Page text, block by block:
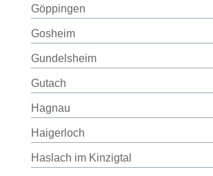
Göppingen
Gosheim
Gundelsheim
Gutach
Hagnau
Haigerloch
Haslach im Kinzigtal